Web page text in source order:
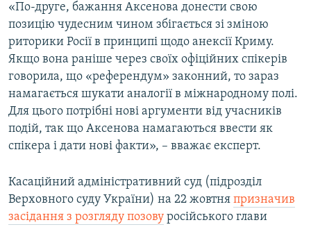
«По-друге, бажання Аксенова донести свою
позицію чудесним чином збігається зі зміною
риторики Росії в принципі щодо анексії Криму.
Якщо вона раніше через своїх офіційних спікерів
говорила, що «референдум» законний, то зараз
намагається шукати аналогії в міжнародному полі.
Для цього потрібні нові аргументи від учасників
подій, так що Аксенова намагаються ввести як
спікера і дати нові факти», – вважає експерт.
Касаційний адміністративний суд (підрозділ
Верховного суду України) на 22 жовтня призначив
засідання з розгляду позову російського глави